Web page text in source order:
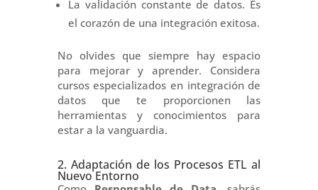
La validación constante de datos. Es
el corazón de una integración exitosa.
No olvides que siempre hay espacio
para mejorar y aprender. Considera
cursos especializados en integración de
datos que te proporcionen las
herramientas y conocimientos para
estar a la vanguardia.
2. Adaptación de los Procesos ETL al
Nuevo Entorno